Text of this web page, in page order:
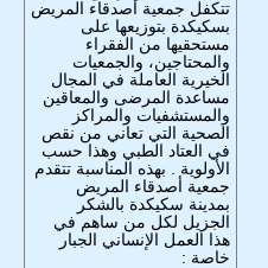
تتكفل جمعية أصدقاء المريض
بسكيكدة بتوزيعها على
مستحقيها من الفقراء
والمحتاجين، والجمعيات
الخيرية العاملة في المجال
مساعدة المرضى والمعاقين
والمستشفيات والمراكز
الصحية التي تعاني من نقص
في العتاد الطبي وهذا حسب
الأولوية . بهذه المناسبة تتقدم
جمعية أصدقاء المريض
بمدينة سكيكدة بالشكر
الجزيل لكل من ساهم في
هذا العمل الإنساني الجبار
خاصة :